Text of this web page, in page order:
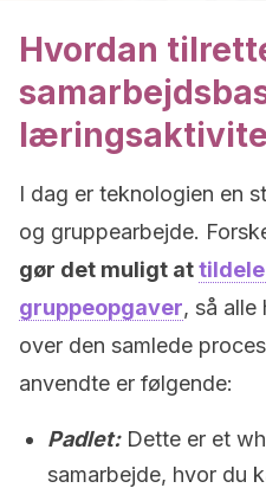
Hvordan
I dag er teknologien en
og gruppearbejde.
gør det muligt at
gruppeopgaver, så alle
over den samlede
anvendte er følgende:
Padlet:Dette er et
samarbejde, hvor du